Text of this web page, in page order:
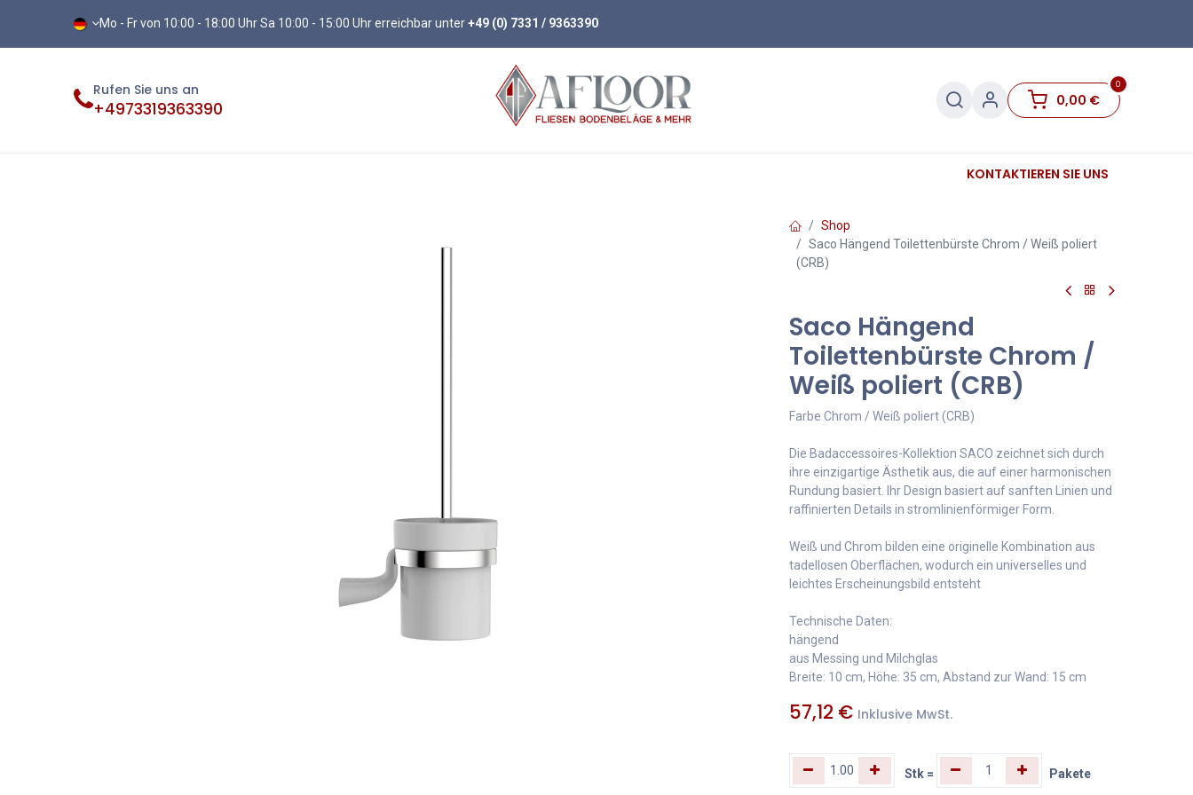
Mo - Fr von 10:00 - 18:00 Uhr Sa 10:00 - 15:00 Uhr erreichbar unter+49 (0) 7331 / 9363390
Rufen Sie uns an
+4973319363390
0
0,00 €
Sockelleisten Sale
KONTAKTIEREN SIE UNS
Shop
Saco Hängend Toilettenbürste Chrom / Weiß poliert
(CRB)
Saco Hängend
Toilettenbürste Chrom /
Weiß poliert (CRB)
Farbe Chrom / Weiß poliert (CRB)
Die Badaccessoires-Kollektion SACO zeichnet sich durch
ihre einzigartige Ästhetik aus, die auf einer harmonischen
Rundung basiert. Ihr Design basiert auf sanften Linien und
raffinierten Details in stromlinienförmiger Form.
Weiß und Chrom bilden eine originelle Kombination aus
tadellosen Oberflächen, wodurch ein universelles und
leichtes Erscheinungsbild entsteht
Technische Daten:
hängend
aus Messing und Milchglas
Breite: 10 cm, Höhe: 35 cm, Abstand zur Wand: 15 cm
57,12 € Inklusive MwSt.
Stk= Pakete